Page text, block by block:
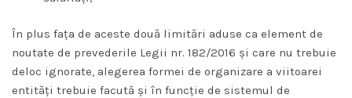
În plus fața de aceste două limitări aduse ca element de
noutate de prevederile Legii nr. 182/2016 și care nu trebuie
deloc ignorate, alegerea formei de organizare a viitoarei
entități trebuie facută și în funcție de sistemul de